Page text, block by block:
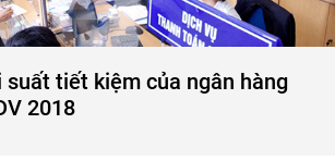
suất tiết kiệm của ngân hàng
2018